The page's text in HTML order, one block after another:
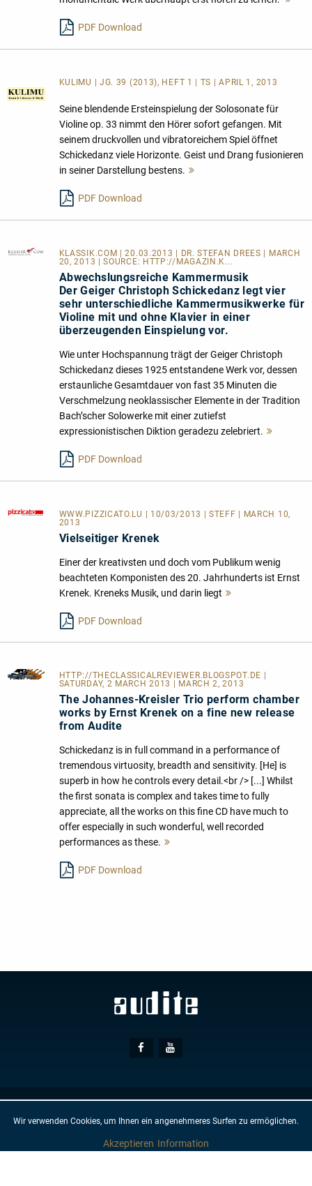
Wir verwenden Cookies, um Ihnen ein angenehmeres Surfen zu ermöglichen.
Akzeptieren Information
PDF Download
KULIMU | JG. 39 (2013), HEFT 1 | TS | APRIL 1, 2013
Seine blendende Ersteinspielung der Solosonate für
Violine op. 33 nimmt den Hörer sofort gefangen. Mit
seinem druckvollen und vibratoreichem Spiel öffnet
Schickedanz viele Horizonte. Geist und Drang fusionieren
in seiner Darstellung bestens.
PDF Download
KLASSIK.COM | 20.03.2013 | DR. STEFAN DREES | MARCH
20, 2013 | SOURCE: HTTP://MAGAZIN.K...
Abwechslungsreiche Kammermusik
Der Geiger Christoph Schickedanz legt vier
sehr unterschiedliche Kammermusikwerke für
Violine mit und ohne Klavier in einer
überzeugenden Einspielung vor.
Wie unter Hochspannung trägt der Geiger Christoph
Schickedanz dieses 1925 entstandene Werk vor, dessen
erstaunliche Gesamtdauer von fast 35 Minuten die
Verschmelzung neoklassischer Elemente in der Tradition
Bach’scher Solowerke mit einer zutiefst
expressionistischen Diktion geradezu zelebriert.
PDF Download
WWW.PIZZICATO.LU | 10/03/2013 | STEFF | MARCH 10,
2013
Vielseitiger Krenek
Einer der kreativsten und doch vom Publikum wenig
beachteten Komponisten des 20. Jahrhunderts ist Ernst
Krenek. Kreneks Musik, und darin liegt
PDF Download
HTTP://THECLASSICALREVIEWER.BLOGSPOT.DE
SATURDAY, 2 MARCH 2013 | MARCH 2, 2013
The Johannes-Kreisler Trio perform chamber
works by Ernst Krenek on a fine new release
from Audite
Schickedanz is in full command in a performance of
tremendous virtuosity, breadth and sensitivity. [He] is
superb in how he controls every detail.<br /> [...] Whilst
the first sonata is complex and takes time to fully
appreciate, all the works on this fine CD have much to
offer especially in such wonderful, well recorded
performances as these.
PDF Download
Social Facebook
GTC IMPRINT PRIVACY PROTECTION NEWSLETTER CONTACT